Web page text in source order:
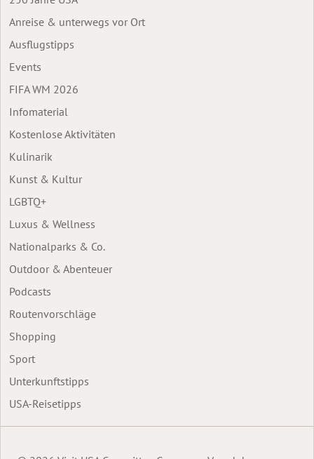
Anreise & unterwegs vor Ort
Ausflugstipps
Events
FIFA WM 2026
Infomaterial
Kostenlose Aktivitäten
Kulinarik
Kunst & Kultur
LGBTQ+
Luxus & Wellness
Nationalparks & Co.
Outdoor & Abenteuer
Podcasts
Routenvorschläge
Shopping
Sport
Unterkunftstipps
USA-Reisetipps